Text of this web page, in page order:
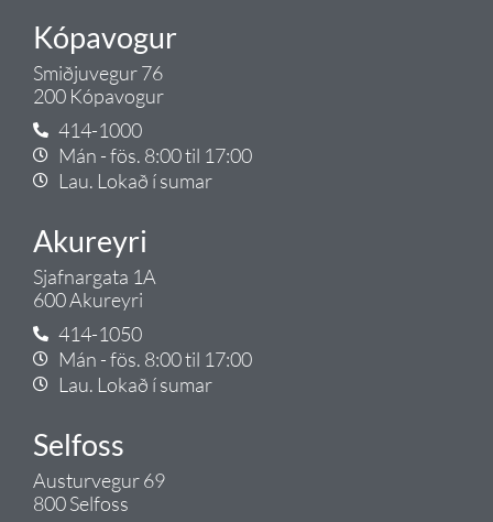
Kópavogur
Smiðjuvegur 76
200 Kópavogur
414-1000
Mán - fös. 8:00 til 17:00
Lau. Lokað í sumar
Akureyri
Sjafnargata 1A
600 Akureyri
414-1050
Mán - fös. 8:00 til 17:00
Lau. Lokað í sumar
Selfoss
Austurvegur 69
800 Selfoss